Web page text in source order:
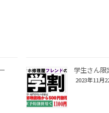
学生さん限
2023年11月